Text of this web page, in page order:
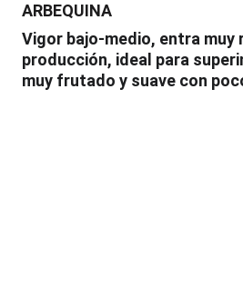
ARBEQUINA
Vigor bajo-medio, entra muy
producción, ideal para
muy frutado y suave con